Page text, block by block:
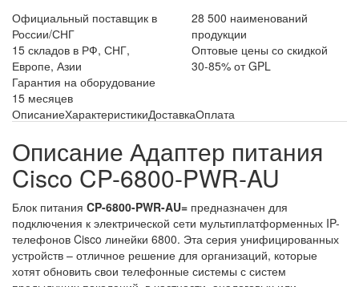
Официальный поставщик в
России/СНГ
28 500 наименований
продукции
15 складов в РФ, СНГ,
Европе, Азии
Оптовые цены со скидкой
30-85% от GPL
Гарантия на оборудование
15 месяцев
ОписаниеХарактеристикиДоставкаОплата
Описание Адаптер питания
Cisco CP-6800-PWR-AU
Блок питания CP-6800-PWR-AU= предназначен для
подключения к электрической сети мультиплатформенных IP-
телефонов Cisco линейки 6800. Эта серия унифицированных
устройств – отличное решение для организаций, которые
хотят обновить свои телефонные системы с систем